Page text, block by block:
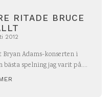
RITADE BRUCE
2012
Bryan Adams-konserten i
spelning jag varit på....